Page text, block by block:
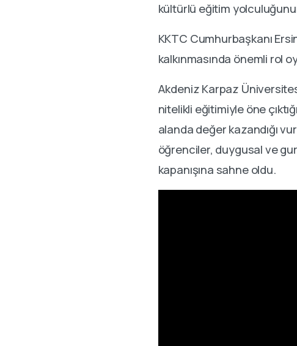
kültürlü eğitim
KKTC Cumhurbaşkanı
kalkınmasında önemli rol
Akdeniz Karpaz
nitelikli eğitimiyle öne
alanda değer kazandığı
öğrenciler, duygusal ve
kapanışına sahne oldu.